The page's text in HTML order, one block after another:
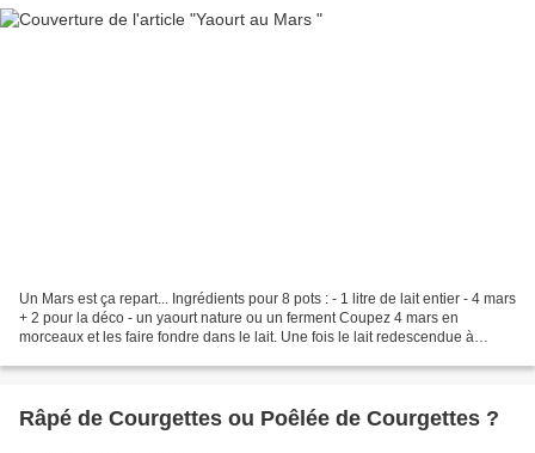
Un Mars est ça repart... Ingrédients pour 8 pots : - 1 litre de lait entier - 4 mars
+ 2 pour la déco - un yaourt nature ou un ferment Coupez 4 mars en
morceaux et les faire fondre dans le lait. Une fois le lait redescendue à
Râpé de Courgettes ou Poêlée de Courgettes ?